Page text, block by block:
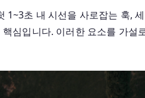
1~3초 내 시선을 사로잡는 훅,
심입니다. 이러한 요소를 가